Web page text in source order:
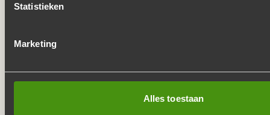
Statistieken
Marketing
Alles toestaan